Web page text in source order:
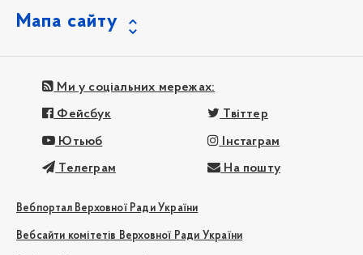
Мапа сайту
Ми у соціальних мережах:
Фейсбук Твіттер
Ютьюб Інстаграм
Телеграм На пошту
Вебпортал Верховної Ради України
Вебсайти комітетів Верховної Ради України